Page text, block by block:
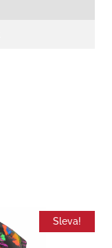
Sleva!